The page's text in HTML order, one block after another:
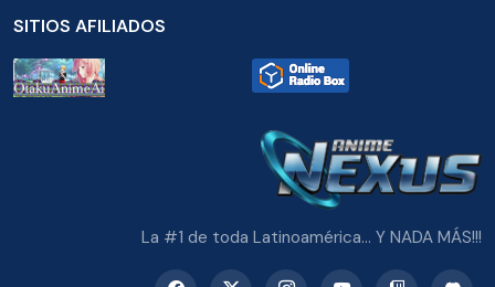
SITIOS AFILIADOS
La #1 de toda Latinoamérica... Y NADA MÁS!!!